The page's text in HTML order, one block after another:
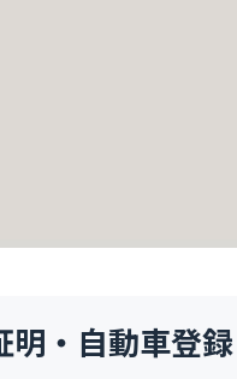
明・自動車登録